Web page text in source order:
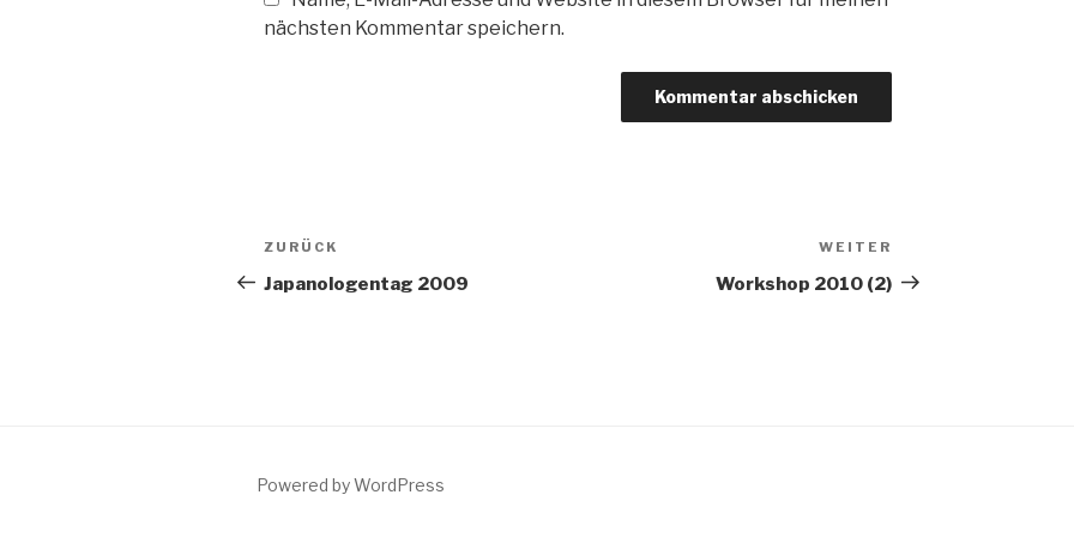
nächsten Kommentar speichern.
Beitragsnavigation
Vorheriger
Beitrag
ZURÜCK
Japanologentag 2009
Beitrag
WEITER
Workshop 2010 (2)
Powered by WordPress